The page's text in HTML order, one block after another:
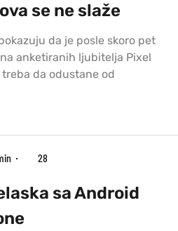
se ne slaže
da je posle skoro pet
anketiranih ljubitelja Pixel
da odustane od
28
sa Android